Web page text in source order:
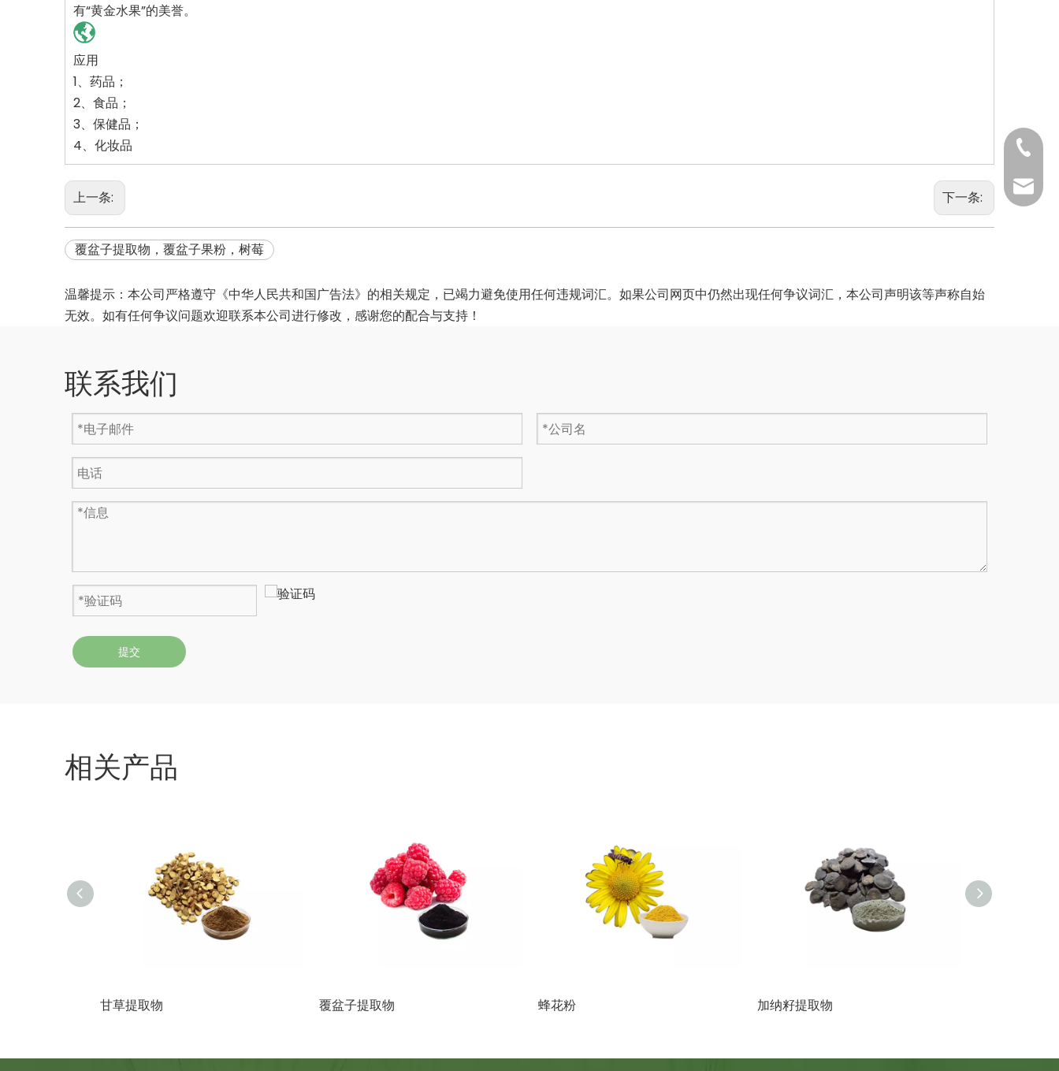
有“黄金水果”的美誉。
应用
1、药品；
2、食品；
3、保健品；
4、化妆品
上一条: 下一条:
覆盆子提取物，覆盆子果粉，树莓
温馨提示：本公司严格遵守《中华人民共和国广告法》的相关规定，已竭力避免使用任何违规词汇。如果公司网页中仍然出现任何争议词汇，本公司声明该等声称自始
无效。如有任何争议问题欢迎联系本公司进行修改，感谢您的配合与支持！
联系我们
提交
相关产品
甘草提取物 覆盆子提取物 蜂花粉 加纳籽提取物
0731-
0731-